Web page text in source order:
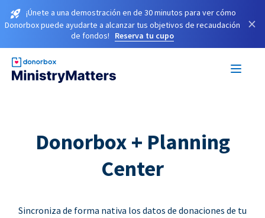
¡Únete a una demostración en de 30 minutos para ver cómo
Donorbox puede ayudarte a alcanzar tus objetivos de recaudación
de fondos!
Reserva tu cupo
×
Donorbox + Planning
Center
Sincroniza de forma nativa los datos de donaciones de tu